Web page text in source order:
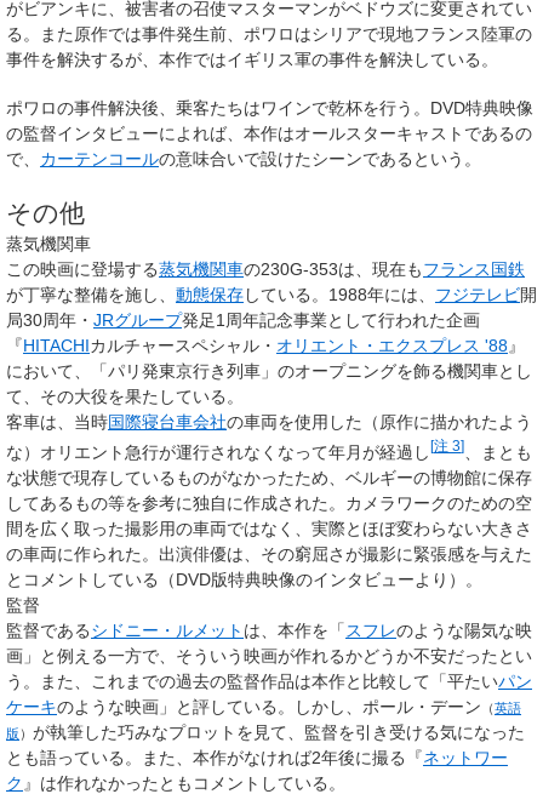
がビアンキに、被害者の召使マスターマンがベドウズに変更されてい
る。また原作では事件発生前、ポワロはシリアで現地フランス陸軍の
事件を解決するが、本作ではイギリス軍の事件を解決している。
ポワロの事件解決後、乗客たちはワインで乾杯を行う。DVD特典映像
の監督インタビューによれば、本作はオールスターキャストであるの
で、 カーテンコールの意味合いで設けたシーンであるという。
その他
蒸気機関車
この映画に登場する蒸気機関車の230G-353は、現在もフランス国鉄
が丁寧な整備を施し、 動態保存している。1988年には、 フジテレビ開
局30周年・ JRグループ発足1周年記念事業として行われた企画
『HITACHIカルチャースペシャル・ オリエント・エクスプレス '88』
において、
「パリ発東京行き列車」 のオープニングを飾る機関車とし
て、その大役を果たしている。
客車は、当時国際寝台車会社の車両を使用した（原作に描かれたよう
な）オリエント急行が運行されなくなって年月が経過し [注 3]
、まとも
な状態で現存しているものがなかったため、ベルギーの博物館に保存
してあるもの等を参考に独自に作成された。カメラワークのための空
間を広く取った撮影用の車両ではなく、実際とほぼ変わらない大きさ
の車両に作られた。出演俳優は、その窮屈さが撮影に緊張感を与えた
とコメントしている（DVD版特典映像のインタビューより）。
監督
監督であるシドニー・ルメット は、本作を「 スフレのような陽気な映
画」と例える一方で、そういう映画が作れるかどうか不安だったとい
う。また、これまでの過去の監督作品は本作と比較して「平たいパン
ケーキのような映画」と評している。しかし、 ポール・デーン （英語
版 ） が執筆した巧みなプロットを見て、監督を引き受ける気になった
とも語っている。また、本作がなければ2年後に撮る『ネットワー
ク 』は作れなかったともコメントしている。